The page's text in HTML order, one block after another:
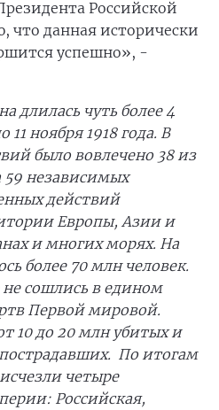
Российской
данная исторически
успешно», -
длилась чуть более 4
11 ноября 1918 года. В
было вовлечено 38 из
59 независимых
действий
Европы, Азии и
и многих морях. На
более 70 млн человек.
сошлись в едином
Первой мировой.
10 до 20 млн убитых и
По итогам
четыре
Российская,